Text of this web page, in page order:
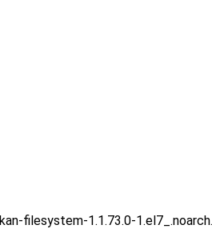
filesystem-1.1.73.0-